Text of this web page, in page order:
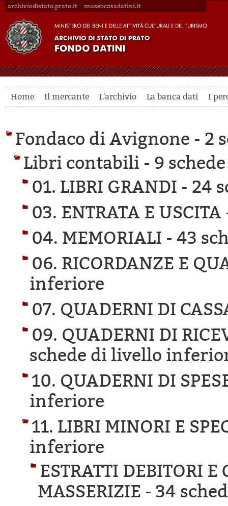
archiviodistato.prato.it museocasadatini.it
Home Il mercante L'archivio La banca dati I
Fondaco di Avignone - 2
Libri contabili - 9
01. LIBRI GRANDI - 24
03. ENTRATA E
04. MEMORIALI - 43
06. RICORDANZE E
inferiore
07. QUADERNI DI
09. QUADERNI DI
schede di livello
10. QUADERNI DI
inferiore
11. LIBRI MINORI E
inferiore
ESTRATTI DEBITORI
MASSERIZIE - 34